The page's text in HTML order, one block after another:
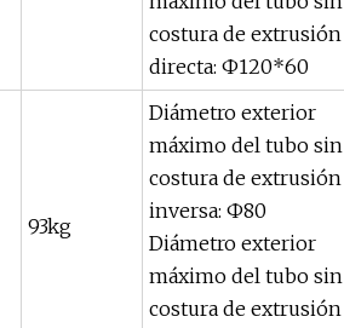
costura de extrusión
directa: Ф120*60
93kg
Diámetro exterior
máximo del tubo sin
costura de extrusión
inversa: Ф80
Diámetro exterior
máximo del tubo sin
costura de extrusión